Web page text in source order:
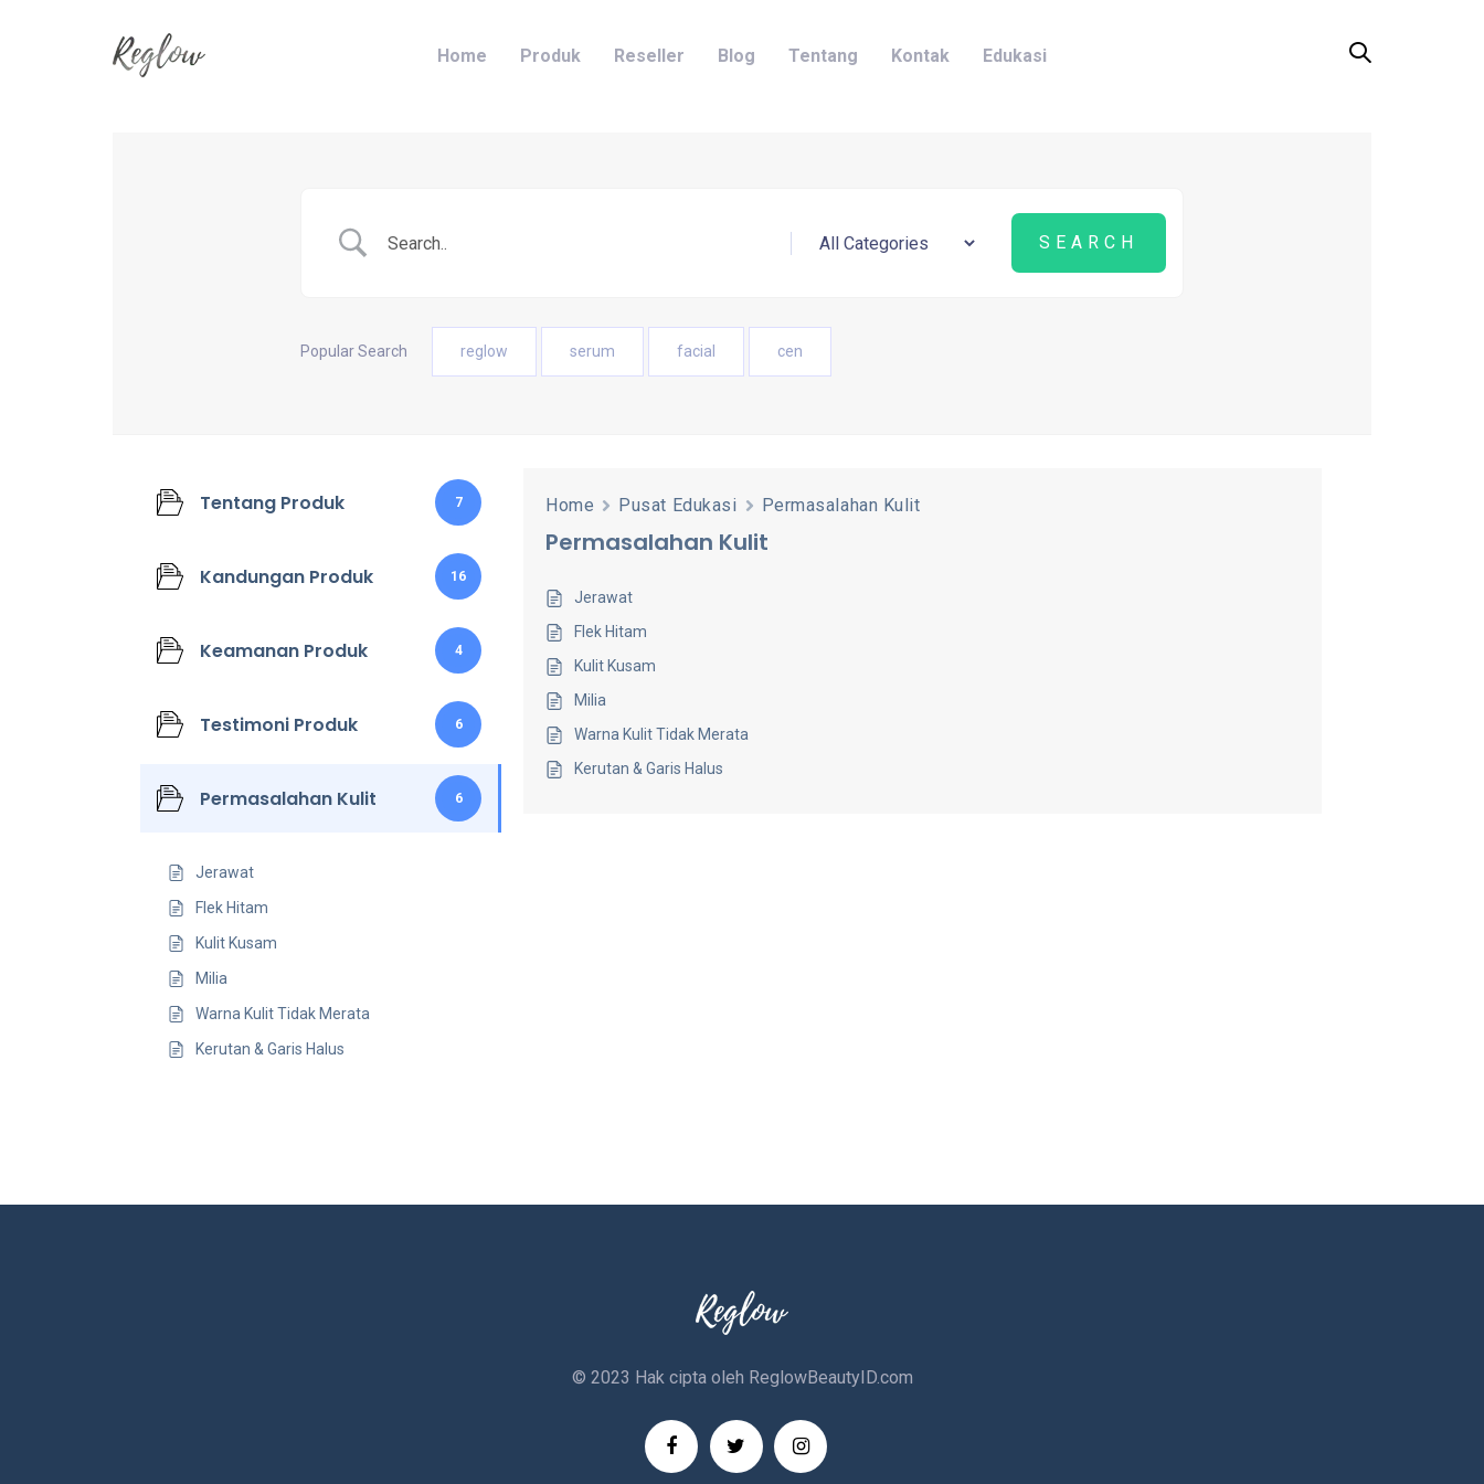
Home Produk Reseller Blog Tentang Kontak Edukasi
Popular Search reglow serum facial cen
Tentang Produk 7
Kandungan Produk 16
Keamanan Produk 4
Testimoni Produk 6
Permasalahan Kulit 6
Jerawat
Flek Hitam
Kulit Kusam
Milia
Warna Kulit Tidak Merata
Kerutan & Garis Halus
Home Pusat Edukasi Permasalahan Kulit
Permasalahan Kulit
Jerawat
Flek Hitam
Kulit Kusam
Milia
Warna Kulit Tidak Merata
Kerutan & Garis Halus
© 2023 Hak cipta oleh ReglowBeautyID.com